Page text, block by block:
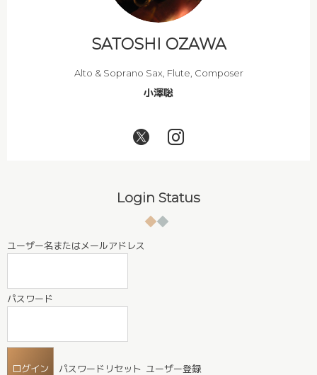
SATOSHI OZAWA
Alto & Soprano Sax, Flute, Composer
小澤聡
Login Status
ユーザー名またはメールアドレス
パスワード
パスワードリセット ユーザー登録